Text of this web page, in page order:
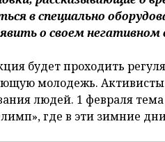
в специально
о своем
будет проходить
молодежь.
людей. 1 февраля
где в эти зимние